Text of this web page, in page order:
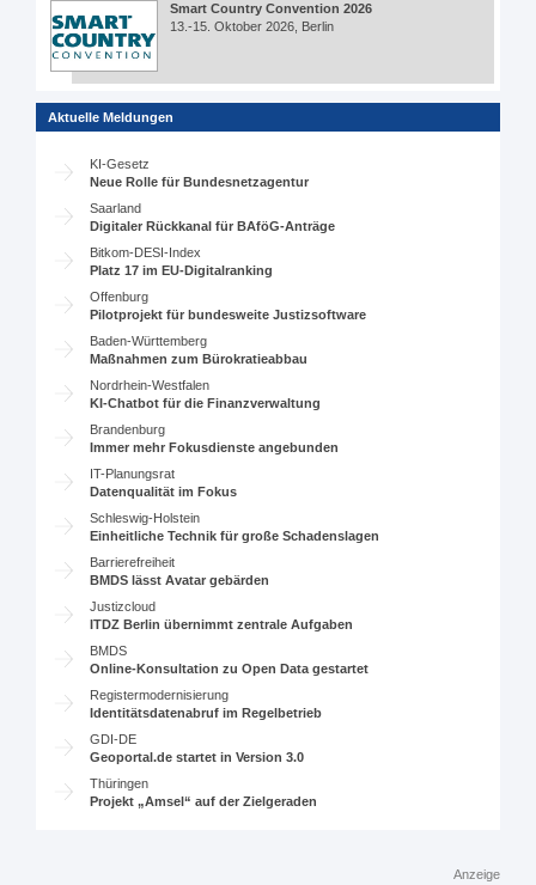
Smart Country Convention 2026
13.-15. Oktober 2026, Berlin
Aktuelle Meldungen
KI-Gesetz
Neue Rolle für Bundesnetzagentur
Saarland
Digitaler Rückkanal für BAföG-Anträge
Bitkom-DESI-Index
Platz 17 im EU-Digitalranking
Offenburg
Pilotprojekt für bundesweite Justizsoftware
Baden-Württemberg
Maßnahmen zum Bürokratieabbau
Nordrhein-Westfalen
KI-Chatbot für die Finanzverwaltung
Brandenburg
Immer mehr Fokusdienste angebunden
IT-Planungsrat
Datenqualität im Fokus
Schleswig-Holstein
Einheitliche Technik für große Schadenslagen
Barrierefreiheit
BMDS lässt Avatar gebärden
Justizcloud
ITDZ Berlin übernimmt zentrale Aufgaben
BMDS
Online-Konsultation zu Open Data gestartet
Registermodernisierung
Identitätsdatenabruf im Regelbetrieb
GDI-DE
Geoportal.de startet in Version 3.0
Thüringen
Projekt „Amsel“ auf der Zielgeraden
Anzeige